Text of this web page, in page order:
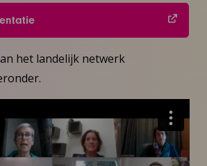
het landelijk netwerk